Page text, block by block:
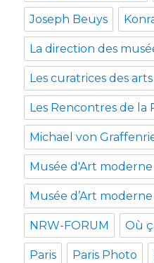
Joseph Beuys
La direction des
Les curatrices des arts
Les Rencontres de la
Michael von
Musée d'Art
Musée d’Art
NRW-FORUM Où
Paris Paris Photo